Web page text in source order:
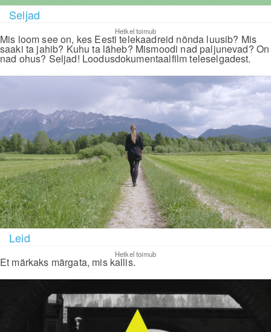
Seljad
Hetkel toimub
Mis loom see on, kes Eesti telekaadreid nõnda luusib? Mis
saaki ta jahib? Kuhu ta läheb? Mismoodi nad paljunevad? On
nad ohus? Seljad! Loodusdokumentaalfilm teleselgadest.
Leid
Hetkel toimub
Et märkaks märgata, mis kallis.